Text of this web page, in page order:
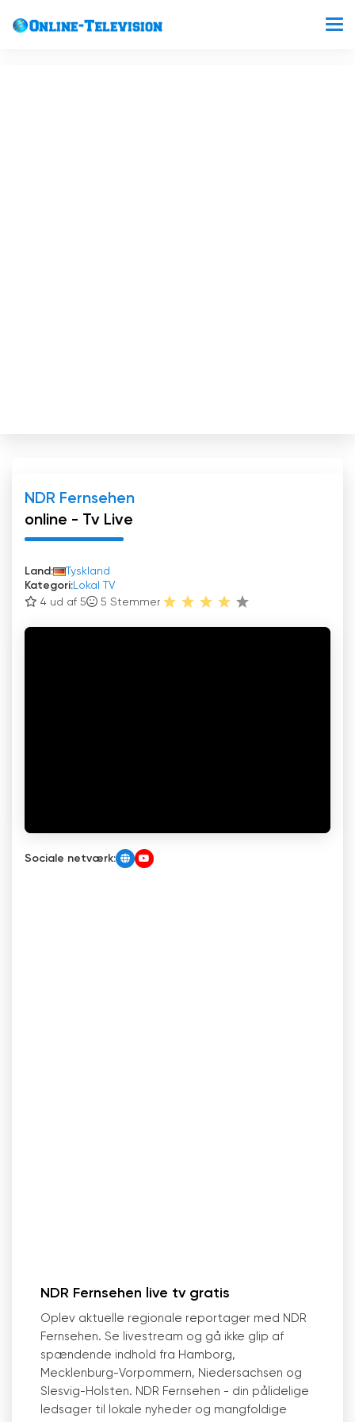
NDR Fernsehen
online - Tv Live
Land:
Tyskland
Kategori:Lokal TV
4 ud af 5
5 Stemmer
Sociale netværk:
NDR Fernsehen live tv gratis
Oplev aktuelle regionale reportager med NDR
Fernsehen. Se livestream og gå ikke glip af
spændende indhold fra Hamborg,
Mecklenburg-Vorpommern, Niedersachsen og
Slesvig-Holsten. NDR Fernsehen - din pålidelige
ledsager til lokale nyheder og mangfoldige